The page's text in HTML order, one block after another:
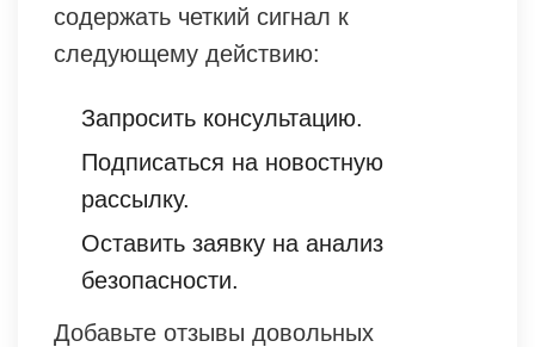
содержать четкий сигнал к
следующему действию:
Запросить консультацию.
Подписаться на новостную
рассылку.
Оставить заявку на анализ
безопасности.
Добавьте отзывы довольных